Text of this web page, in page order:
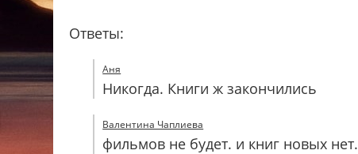
Ответы:
Аня
Никогда. Книги ж закончились
Валентина Чаплиева
фильмов не будет. и книг новых нет.